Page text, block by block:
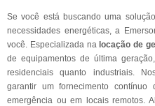
Se você está buscando uma
necessidades energéticas, a
você. Especializada na locação de
de equipamentos de última
residenciais quanto industriais.
garantir um fornecimento
emergência ou em locais remotos.